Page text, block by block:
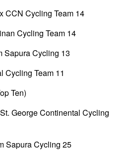
CCN Cycling Team 14
Cycling Team 14
Sapura Cycling 13
Cycling Team 11
Ten)
George Continental Cycling
Sapura Cycling 25